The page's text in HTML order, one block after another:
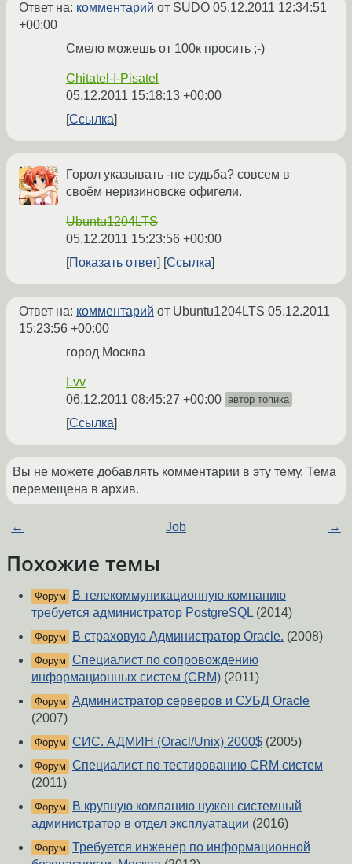
Ответ на: комментарий от SUDO 05.12.2011 12:34:51
+00:00
Смело можешь от 100к просить ;-)
Chitatel-I-Pisatel
05.12.2011 15:18:13 +00:00
Ссылка
Горол указывать -не судьба? совсем в
своём неризиновске офигели.
Ubuntu1204LTS
05.12.2011 15:23:56 +00:00
Показать ответ
Ссылка
Ответ на: комментарий от Ubuntu1204LTS 05.12.2011
15:23:56 +00:00
город Москва
Lvv
06.12.2011 08:45:27 +00:00 автор топика
Ссылка
Вы не можете добавлять комментарии в эту тему. Тема
перемещена в архив.
← Job →
Похожие темы
Форум
В телекоммуникационную компанию
требуется администратор PostgreSQL (2014)
Форум В страховую Администратор Oracle. (2008)
Форум Специалист по сопровождению
информационных систем (CRM) (2011)
Форум Администратор серверов и СУБД Oracle
(2007)
Форум СИС. АДМИН (Oracl/Unix) 2000$ (2005)
Форум Специалист по тестированию CRM систем
(2011)
Форум
В крупную компанию нужен системный
администратор в отдел эксплуатации (2016)
Форум Требуется инженер по информационной